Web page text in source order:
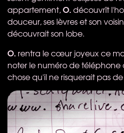
appartement,O.découvrît
douceur, ses lèvres et son
découvrait son lobe.
O. rentra le cœur joyeux ce
noter le numéro de téléphone
chose qu'il ne risquerait pas de